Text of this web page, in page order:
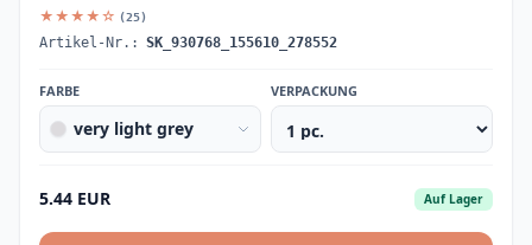
★★★★☆ (25)
Artikel-Nr.: SK_930768_155610_278552
FARBE
very light grey
VERPACKUNG
5.44 EUR Auf Lager